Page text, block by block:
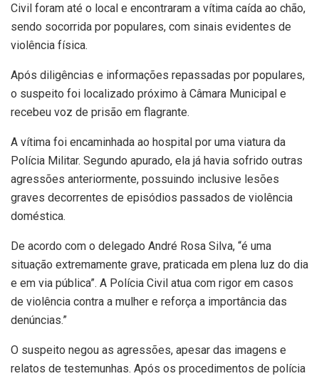
Civil foram até o local e encontraram a vítima caída ao chão,
sendo socorrida por populares, com sinais evidentes de
violência física.
Após diligências e informações repassadas por populares,
o suspeito foi localizado próximo à Câmara Municipal e
recebeu voz de prisão em flagrante.
A vítima foi encaminhada ao hospital por uma viatura da
Polícia Militar. Segundo apurado, ela já havia sofrido outras
agressões anteriormente, possuindo inclusive lesões
graves decorrentes de episódios passados de violência
doméstica.
De acordo com o delegado André Rosa Silva, “é uma
situação extremamente grave, praticada em plena luz do dia
e em via pública”. A Polícia Civil atua com rigor em casos
de violência contra a mulher e reforça a importância das
denúncias.”
O suspeito negou as agressões, apesar das imagens e
relatos de testemunhas. Após os procedimentos de polícia